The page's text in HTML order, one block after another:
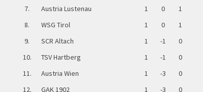
7.
Austria Lustenau 1 0
1
8.
WSG Tirol 1 0
1
9.
SCR Altach 1 -1
0
10.
TSV Hartberg 1 -1
0
11.
Austria Wien 1 -3
0
12.
GAK 1902 1 -3 0